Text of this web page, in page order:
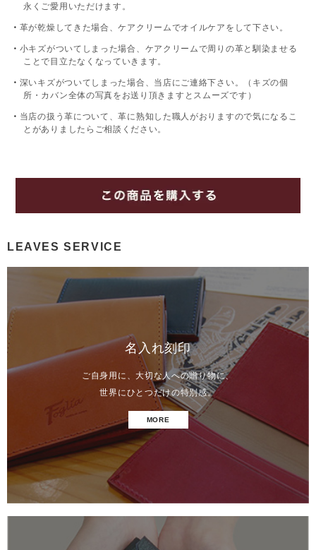
永くご愛用いただけます。
革が乾燥してきた場合、ケアクリームでオイルケアをして下さい。
小キズがついてしまった場合、ケアクリームで周りの革と馴染ませる
ことで目立たなくなっていきます。
深いキズがついてしまった場合、当店にご連絡下さい。（キズの個
所・カバン全体の写真をお送り頂きますとスムーズです）
当店の扱う革について、革に熟知した職人がおりますので気になるこ
とがありましたらご相談ください。
LEAVES SERVICE
名入れ刻印
ご自身用に、大切な人への贈り物に、
世界にひとつだけの特別感。
MORE